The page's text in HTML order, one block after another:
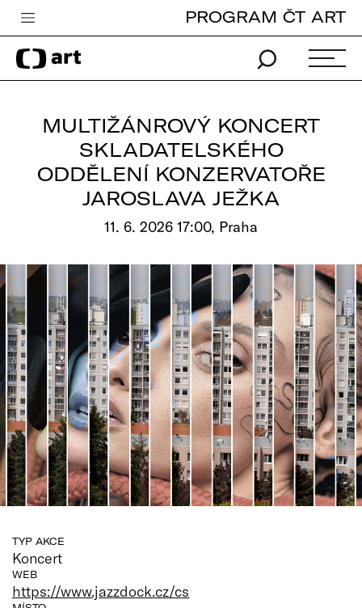
Česká televize
Zpravodajství
TV program
Vše o ČT
PROGRAM ČT ART
MULTIŽÁNROVÝ KONCERT
SKLADATELSKÉHO
ODDĚLENÍ KONZERVATOŘE
JAROSLAVA JEŽKA
11. 6. 2026 17:00, Praha
TYP AKCE
Koncert
WEB
https://www.jazzdock.cz/cs